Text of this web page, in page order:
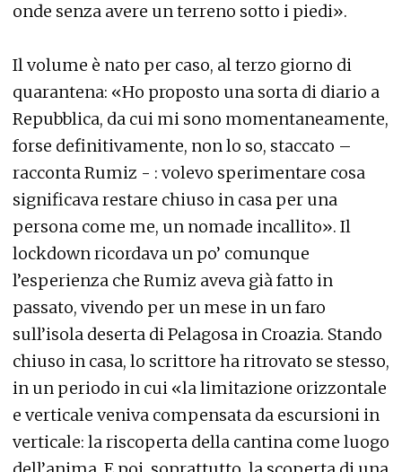
onde senza avere un terreno sotto i piedi».
Il volume è nato per caso, al terzo giorno di
quarantena: «Ho proposto una sorta di diario a
Repubblica, da cui mi sono momentaneamente,
forse definitivamente, non lo so, staccato –
racconta Rumiz - : volevo sperimentare cosa
significava restare chiuso in casa per una
persona come me, un nomade incallito». Il
lockdown ricordava un po’ comunque
l’esperienza che Rumiz aveva già fatto in
passato, vivendo per un mese in un faro
sull’isola deserta di Pelagosa in Croazia. Stando
chiuso in casa, lo scrittore ha ritrovato se stesso,
in un periodo in cui «la limitazione orizzontale
e verticale veniva compensata da escursioni in
verticale: la riscoperta della cantina come luogo